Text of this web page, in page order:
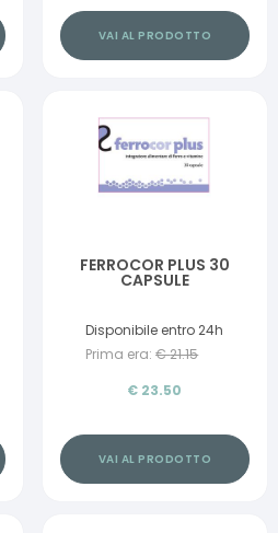
VAI AL PRODOTTO
FERROCOR PLUS 30
CAPSULE
Disponibile entro 24h
Prima era: €21.15
€ 23.50
VAI AL PRODOTTO